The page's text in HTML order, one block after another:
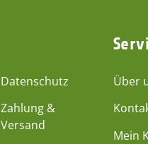
Datenschutz
Zahlung &
Versand
Über
Mein